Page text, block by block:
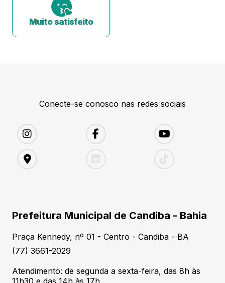
Muito satisfeito
Conecte-se conosco nas redes sociais
Prefeitura Municipal de Candiba - Bahia
Praça Kennedy, nº 01 - Centro - Candiba - BA
(77) 3661-2029
Atendimento: de segunda a sexta-feira, das 8h às
11h30 e das 14h às 17h